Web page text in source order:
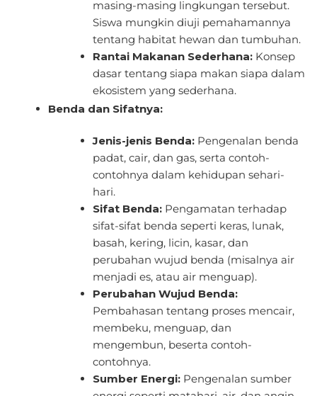
masing-masing lingkungan tersebut.
Siswa mungkin diuji pemahamannya
tentang habitat hewan dan tumbuhan.
Rantai Makanan Sederhana:Konsep
dasar tentang siapa makan siapa dalam
ekosistem yang sederhana.
Benda dan Sifatnya:
Jenis-jenis Benda:Pengenalan benda
padat, cair, dan gas, serta contoh-
contohnya dalam kehidupan sehari-
hari.
Sifat Benda:Pengamatan terhadap
sifat-sifat benda seperti keras, lunak,
basah, kering, licin, kasar, dan
perubahan wujud benda (misalnya air
menjadi es, atau air menguap).
Perubahan Wujud Benda:
Pembahasan tentang proses mencair,
membeku, menguap, dan
mengembun, beserta contoh-
contohnya.
Sumber Energi:Pengenalan sumber